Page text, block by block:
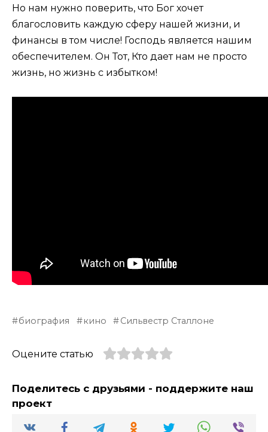
Но нам нужно поверить, что Бог хочет
благословить каждую сферу нашей жизни, и
финансы в том числе! Господь является нашим
обеспечителем. Он Тот, Кто дает нам не просто
жизнь, но жизнь с избытком!
биография кино Сильвестр Сталлоне
Оцените статью
Поделитесь с друзьями - поддержите наш
проект